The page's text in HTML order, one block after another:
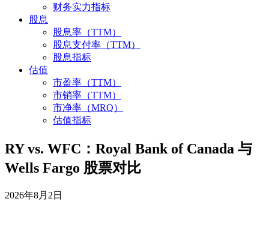
财务实力指标
股息
股息率（TTM）
股息支付率（TTM）
股息指标
估值
市盈率（TTM）
市销率（TTM）
市净率（MRQ）
估值指标
RY vs. WFC：Royal Bank of Canada 与
Wells Fargo 股票对比
2026年8月2日